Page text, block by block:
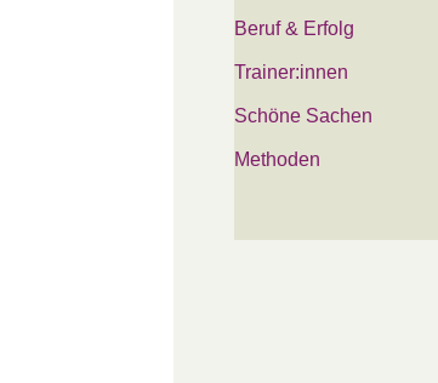
Beruf & Erfolg
Trainer:innen
Schöne Sachen
Methoden